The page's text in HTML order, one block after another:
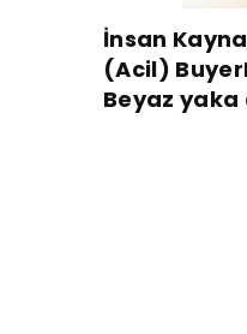
İnsan
(Acil)
Beyaz yaka